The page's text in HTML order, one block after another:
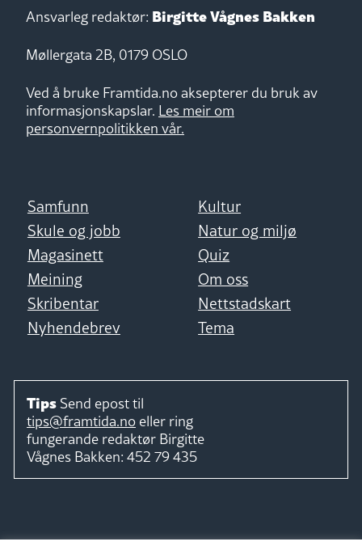
Ansvarleg redaktør: Birgitte Vågnes Bakken
Møllergata 2B, 0179 OSLO
Ved å bruke Framtida.no aksepterer du bruk av
informasjonskapslar. Les meir om
personvernpolitikken vår.
Samfunn
Kultur
Skule og jobb
Natur og miljø
Magasinett
Quiz
Meining
Om oss
Skribentar
Nettstadskart
Nyhendebrev
Tema
Tips Send epost til
tips@framtida.no eller ring
fungerande redaktør Birgitte
Vågnes Bakken: 452 79 435